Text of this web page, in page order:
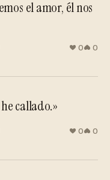
el amor, él nos
0 0
callado.»
0 0